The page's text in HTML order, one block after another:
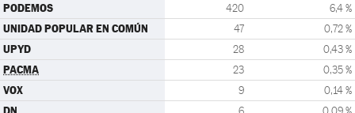
PODEMOS 420 6,4 %
UNIDAD POPULAR EN COMÚN 47 0,72 %
UPYD 28 0,43 %
PACMA 23 0,35 %
VOX 9 0,14 %